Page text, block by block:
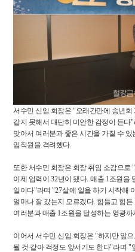
서수민 신임 회장은 " 오래간만에 송년회
같지 못해서 대단히 미안한 감정이 든다"
맞아서 여러분과 좋은 시간을 가질 수
임직원을 격려했다.
또한 서수민 회장은 회장 취임 소감으로"
이제 업력이 32년이 됐다.매출 1 조원을
일이다"라며"27살에 일을 하기 시작해
얼마나 잘 갔는지 모르겠다. 힘들고 힘
여러분과 매출 1 조원을 달성하는 영광
이어서 서수민 신임 회장은 "하지만 앞
될 것 같아 걱정도 앞서기도 한다"라며 "